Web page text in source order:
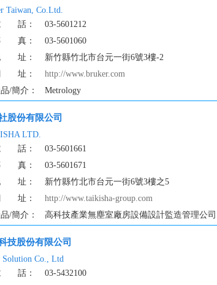
Taiwan, Co.Ltd.
話：
03-5601212
真：
03-5601060
址：
新竹縣竹北市台元一街6號3樓-2
址：
http://www.bruker.com
/簡介：
Metrology
股份有限公司
LTD.
話：
03-5601661
真：
03-5601671
址：
新竹縣竹北市台元一街6號3樓之5
址：
http://www.taikisha-group.com
/簡介：
高科技產業無塵室廠房設備設計監造管理公司
技股份有限公司
Solution Co., Ltd
話：
03-5432100